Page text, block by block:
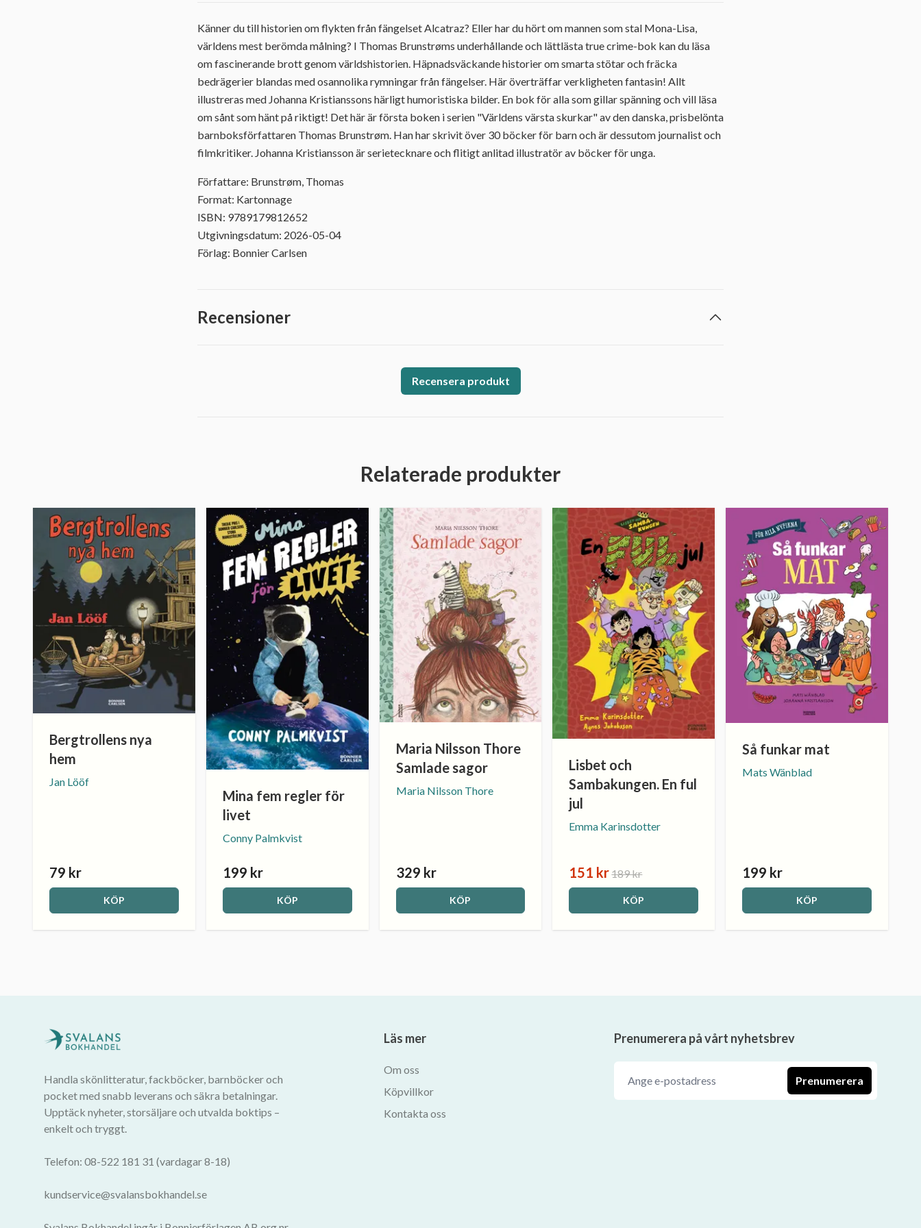
Känner du till historien om flykten från fängelset Alcatraz? Eller har du hört om mannen som stal Mona-Lisa,
världens mest berömda målning? I Thomas Brunstrøms underhållande och lättlästa true crime-bok kan du läsa
om fascinerande brott genom världshistorien. Häpnadsväckande historier om smarta stötar och fräcka
bedrägerier blandas med osannolika rymningar från fängelser. Här överträffar verkligheten fantasin! Allt
illustreras med Johanna Kristianssons härligt humoristiska bilder. En bok för alla som gillar spänning och vill läsa
om sånt som hänt på riktigt! Det här är första boken i serien "Världens värsta skurkar" av den danska, prisbelönta
barnboksförfattaren Thomas Brunstrøm. Han har skrivit över 30 böcker för barn och är dessutom journalist och
filmkritiker. Johanna Kristiansson är serietecknare och flitigt anlitad illustratör av böcker för unga.
Författare: Brunstrøm, Thomas
Format: Kartonnage
ISBN: 9789179812652
Utgivningsdatum: 2026-05-04
Förlag: Bonnier Carlsen
Recensioner
Recensera produkt
Relaterade produkter
Bergtrollens nya
hem
Jan Lööf
79 kr
KÖP
Mina fem regler för
livet
Conny Palmkvist
199 kr
KÖP
Maria Nilsson Thore
Samlade sagor
Maria Nilsson Thore
329 kr
KÖP
Lisbet och
Sambakungen. En ful
jul
Emma Karinsdotter
151 kr189 kr
KÖP
Så funkar mat
Mats Wänblad
199 kr
KÖP
Handla skönlitteratur, fackböcker, barnböcker och
pocket med snabb leverans och säkra betalningar.
Upptäck nyheter, storsäljare och utvalda boktips –
enkelt och tryggt.
Telefon: 08-522 181 31 (vardagar 8-18)
kundservice@svalansbokhandel.se
Läs mer
Om oss
Köpvillkor
Kontakta oss
Prenumerera på vårt nyhetsbrev
Prenumerera